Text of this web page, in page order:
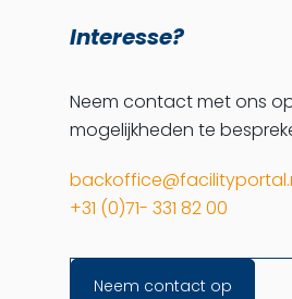
Interesse?
Neem contact met ons
mogelijkheden te
+31 (0)71- 331 82 00
Neem contact op